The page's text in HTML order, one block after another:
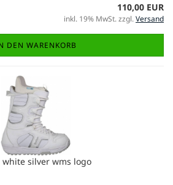
110,00 EUR
inkl. 19% MwSt. zzgl.Versand
DEN WARENKORB
white silver wms logo